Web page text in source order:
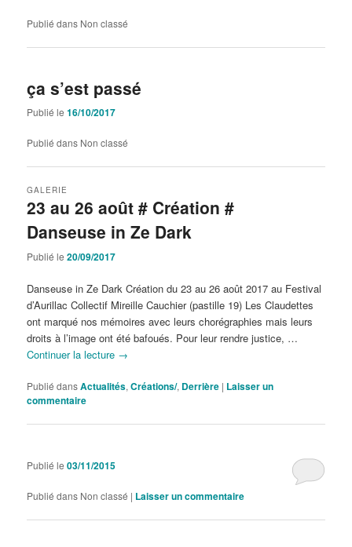
Publié dans Non classé
ça s’est passé
Publié le16/10/2017
Publié dans Non classé
23 au 26 août # Création #
Danseuse in Ze Dark
GALERIE
Publié le20/09/2017
Danseuse in Ze Dark Création du 23 au 26 août 2017 au Festival
d’Aurillac Collectif Mireille Cauchier (pastille 19) Les Claudettes
ont marqué nos mémoires avec leurs chorégraphies mais leurs
droits à l’image ont été bafoués. Pour leur rendre justice, …
Continuer la lecture →
Publié dansActualités,Créations/, Derrière | Laisser un
commentaire
Publié le03/11/2015
Publié dans Non classé | Laisser un commentaire